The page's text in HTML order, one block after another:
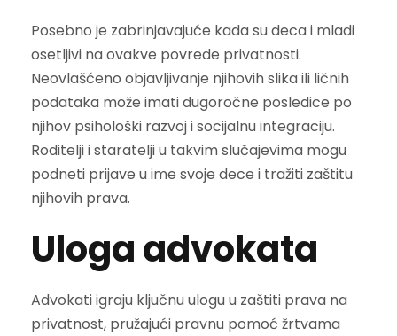
Posebno je zabrinjavajuće kada su deca i mladi
osetljivi na ovakve povrede privatnosti.
Neovlašćeno objavljivanje njihovih slika ili ličnih
podataka može imati dugoročne posledice po
njihov psihološki razvoj i socijalnu integraciju.
Roditelji i staratelji u takvim slučajevima mogu
podneti prijave u ime svoje dece i tražiti zaštitu
njihovih prava.
Uloga advokata
Advokati igraju ključnu ulogu u zaštiti prava na
privatnost, pružajući pravnu pomoć žrtvama